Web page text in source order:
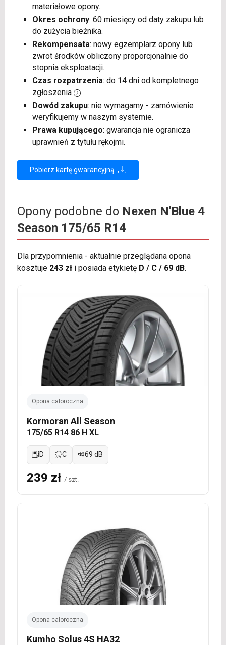
materiałowe opony.
Okres ochrony: 60 miesięcy od daty zakupu lub
do zużycia bieżnika.
Rekompensata: nowy egzemplarz opony lub
zwrot środków obliczony proporcjonalnie do
stopnia eksploatacji.
Czas rozpatrzenia: do 14 dni od kompletnego
zgłoszenia
Dowód zakupu: nie wymagamy - zamówienie
weryfikujemy w naszym systemie.
Prawa kupującego: gwarancja nie ogranicza
uprawnień z tytułu rękojmi.
Pobierz kartę gwarancyjną
Opony podobne do Nexen N'Blue 4
Season 175/65 R14
Dla przypomnienia - aktualnie przeglądana opona
kosztuje 243 złi posiada etykietę D / C / 69 dB.
Opona całoroczna
Kormoran All Season
175/65 R14 86 H XL
D C 69 dB
239 zł / szt.
Opona całoroczna
Kumho Solus 4S HA32